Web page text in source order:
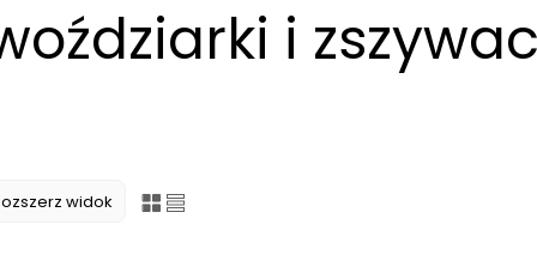
i
widok